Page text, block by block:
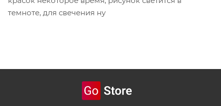
темноте, для свечения ну